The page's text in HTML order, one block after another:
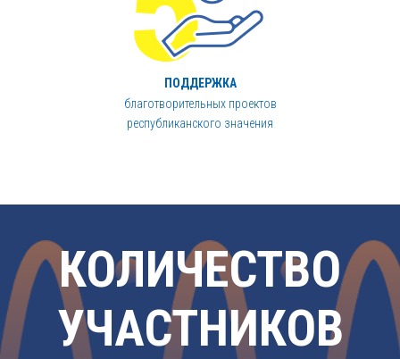
ПОДДЕРЖКА
благотворительных проектов
республиканского значения
КОЛИЧЕСТВО
УЧАСТНИКОВ